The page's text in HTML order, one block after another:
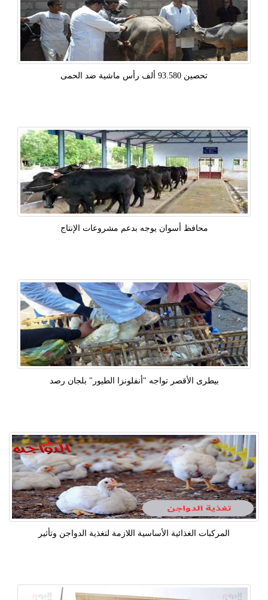
تحصين 93.580 ألف رأس ماشية ضد الحمى
محافظ أسوان يوجه بدعم مشروعات الإنتاج
بيطرى الأقصر تواجه "أنفلونزا الطيور" بلجان رصد
المركبات الغذائية الأساسية اللازمة لتغذية الدواجن وتأثير